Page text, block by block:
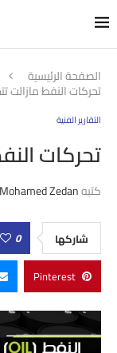
الصفحة الرئيسية
تحركات النفط مازالت
التقارير الفنية
تحركات
كتبهMohamed Zedan
شاركها 0
Pinterest